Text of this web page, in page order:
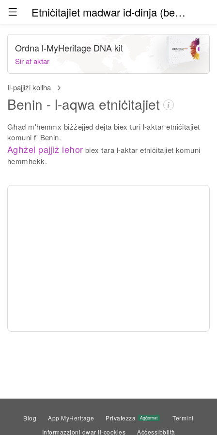
Etniċitajiet madwar id-dinja (beta)
Il-pajjiżi kollha
Benin - l-aqwa etniċitajiet
Għad m'hemmx biżżejjed dejta biex turi l-aktar etniċitajiet
komuni f' Benin.
Agħżel pajjiż ieħor biex tara l-aktar etniċitajiet komuni
hemmhekk.
Ordna l-MyHeritage DNA kit
Sir af aktar
Blog App MyHeritage Privatezza Aġġornat
Termini
Informazzjoni dwar il-cookies
Aċċessibbiltà